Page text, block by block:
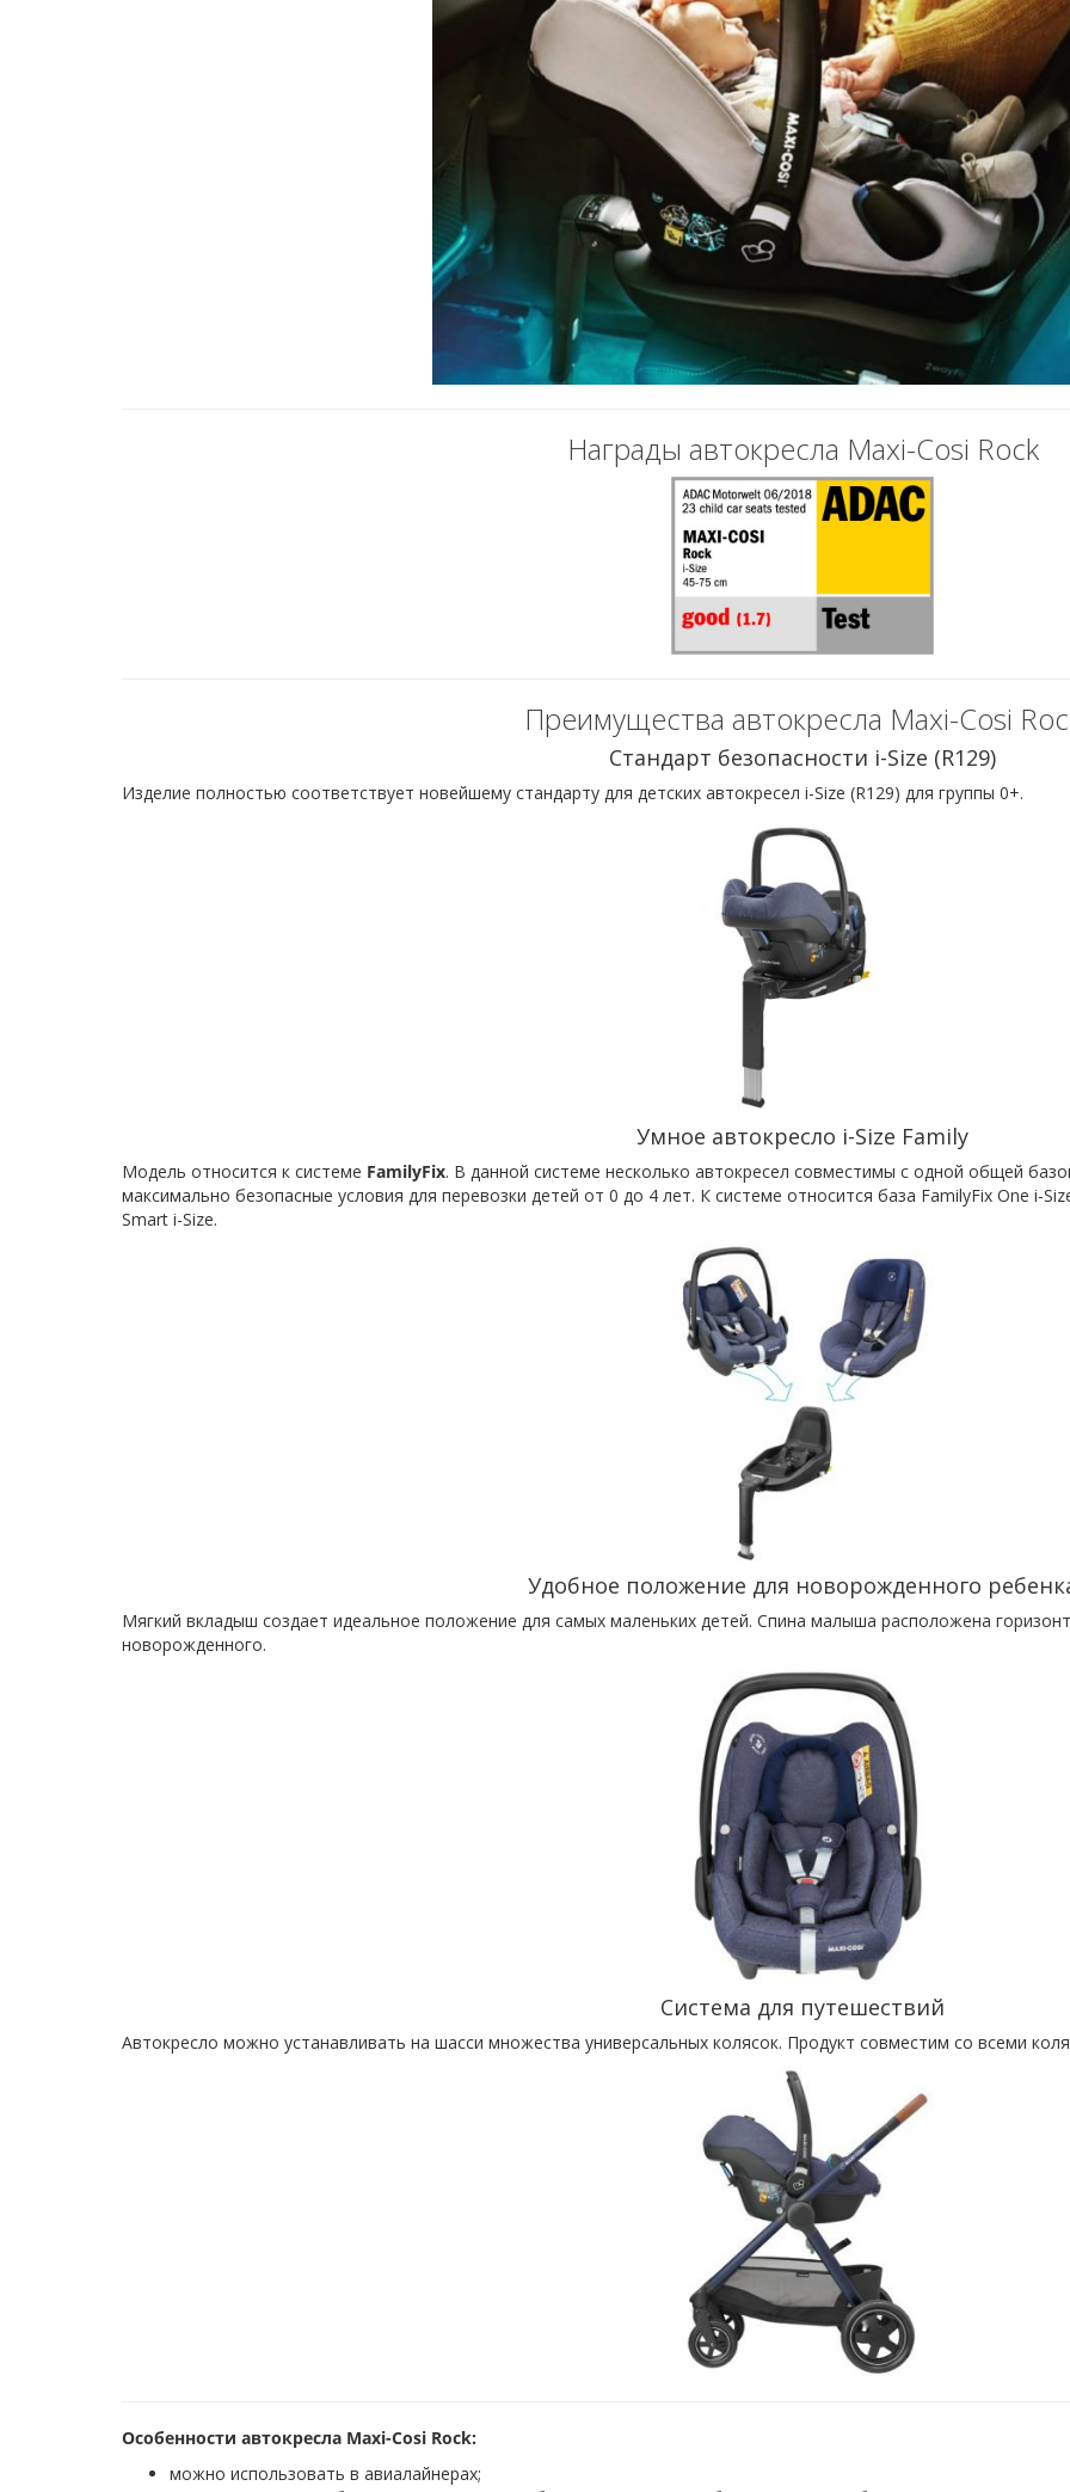
Награды автокресла Maxi-Cosi Rock
Преимущества автокресла Maxi-Cosi
Стандарт безопасности i-Size (R129)
Изделие полностью соответствует новейшему стандарту для детских автокресел i-Size (R129) для группы 0+.
Умное автокресло i-Size Family
Модель относится к системе FamilyFix. В данной системе несколько автокресел совместимы с одной общей
максимально безопасные условия для перевозки детей от 0 до 4 лет. К системе относится база FamilyFix One i-
Smart i-Size.
Удобное положение для новорожденного
Мягкий вкладыш создает идеальное положение для самых маленьких детей. Спина малыша расположена
новорожденного.
Система для путешествий
Автокресло можно устанавливать на шасси множества универсальных колясок. Продукт совместим со всеми
Особенности автокресла Maxi-Cosi Rock:
можно использовать в авиалайнерах;